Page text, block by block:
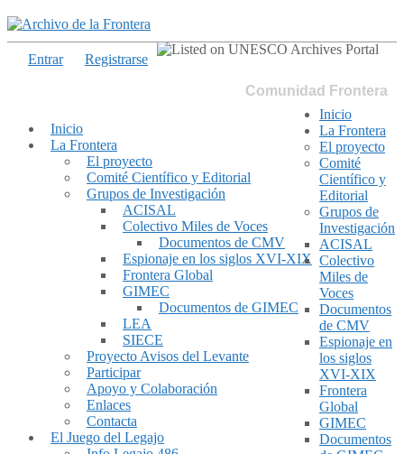
Comunidad Frontera
Inicio
La Frontera
El proyecto
Comité Científico y Editorial
Grupos de Investigación
ACISAL
Colectivo Miles de Voces
Documentos de CMV
Espionaje en los siglos XVI-XIX
Frontera Global
GIMEC
Documentos de GIMEC
LEA
SIECE
Proyecto Avisos del Levante
Participar
Apoyo y Colaboración
Enlaces
Contacta
El Juego del Legajo
Entrar Registrarse
Inicio
La Frontera
El proyecto
Comité
Científico y
Editorial
Grupos de
Investigación
ACISAL
Colectivo
Miles de
Voces
Documentos
de CMV
Espionaje en
los siglos
XVI-XIX
Frontera
Global
GIMEC
Documentos